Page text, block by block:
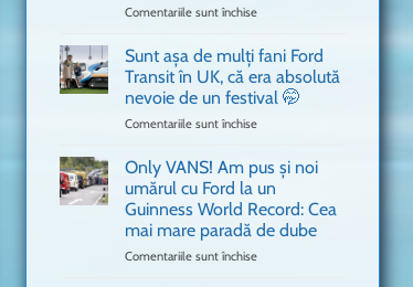
Comentariile sunt închise
a
adus
în
București
Ferrari
Formula
1
Sunt așa de mulți fani Ford
Transit în UK, că era absolută
nevoie de un festival 🤭
Comentariile sunt închise
de
mulți
fani
Ford
Only VANS! Am pus și noi
umărul cu Ford la un
Guinness World Record: Cea
mai mare paradă de dube
Comentariile sunt închise